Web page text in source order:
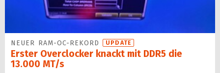
NEUER RAM-OC-REKORD UPDATE
Erster Overclocker knackt mit DDR5 die
13.000 MT/s